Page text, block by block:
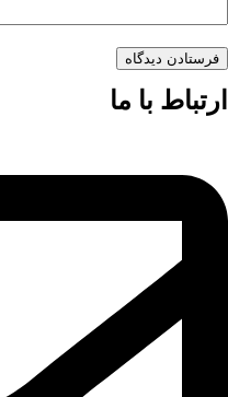
فرستادن دیدگاه
ارتباط با ما